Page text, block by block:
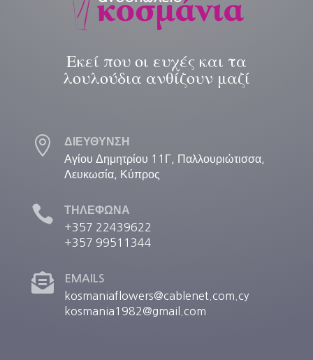
Εκεί που οι ευχές και τα
λουλούδια ανθίζουν μαζί
 ΔΙΕΥΘΥΝΣΗ
Αγίου Δημητρίου 11Γ, Παλλουριώτισσα,
Λευκωσία, Κύπρος
 ΤΗΛΕΦΩΝΑ
+357 22439622
+357 99511344
 EMAILS
kosmaniaflowers@cablenet.com.cy
kosmania1982@gmail.com